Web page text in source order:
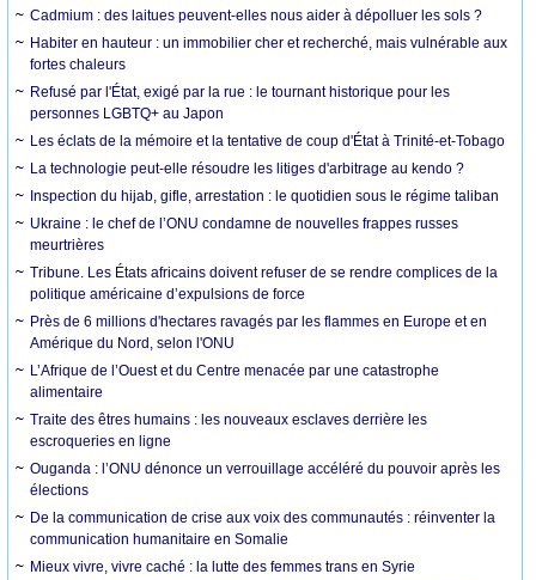
Cadmium : des laitues peuvent-elles nous aider à dépolluer les sols ?
Habiter en hauteur : un immobilier cher et recherché, mais vulnérable aux
fortes chaleurs
Refusé par l'État, exigé par la rue : le tournant historique pour les
personnes LGBTQ+ au Japon
Les éclats de la mémoire et la tentative de coup d'État à Trinité-et-Tobago
La technologie peut-elle résoudre les litiges d'arbitrage au kendo ?
Inspection du hijab, gifle, arrestation : le quotidien sous le régime taliban
Ukraine : le chef de l’ONU condamne de nouvelles frappes russes
meurtrières
Tribune. Les États africains doivent refuser de se rendre complices de la
politique américaine d’expulsions de force
Près de 6 millions d'hectares ravagés par les flammes en Europe et en
Amérique du Nord, selon l'ONU
L’Afrique de l’Ouest et du Centre menacée par une catastrophe
alimentaire
Traite des êtres humains : les nouveaux esclaves derrière les
escroqueries en ligne
Ouganda : l’ONU dénonce un verrouillage accéléré du pouvoir après les
élections
De la communication de crise aux voix des communautés : réinventer la
communication humanitaire en Somalie
Mieux vivre, vivre caché : la lutte des femmes trans en Syrie